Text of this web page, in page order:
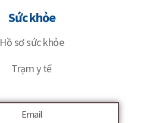
Sức khỏe
Hồ sơ sức khỏe
Trạm y tế
Email